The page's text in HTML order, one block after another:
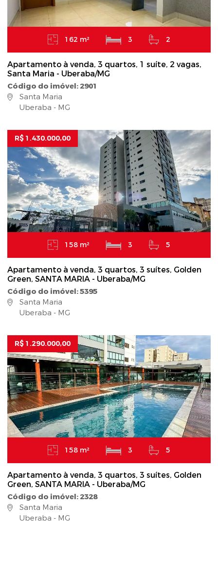
162 m² 3 2
Apartamento à venda, 3 quartos, 1 suíte, 2 vagas,
Santa Maria - Uberaba/MG
Código do imóvel: 2901
Santa Maria
Uberaba - MG
R$ 1.430.000,00
158 m² 3 5
Apartamento à venda, 3 quartos, 3 suítes, Golden
Green, SANTA MARIA - Uberaba/MG
Código do imóvel: 5395
Santa Maria
Uberaba - MG
R$ 1.290.000,00
158 m² 3 5
Apartamento à venda, 3 quartos, 3 suítes, Golden
Green, SANTA MARIA - Uberaba/MG
Código do imóvel: 2328
Santa Maria
Uberaba - MG